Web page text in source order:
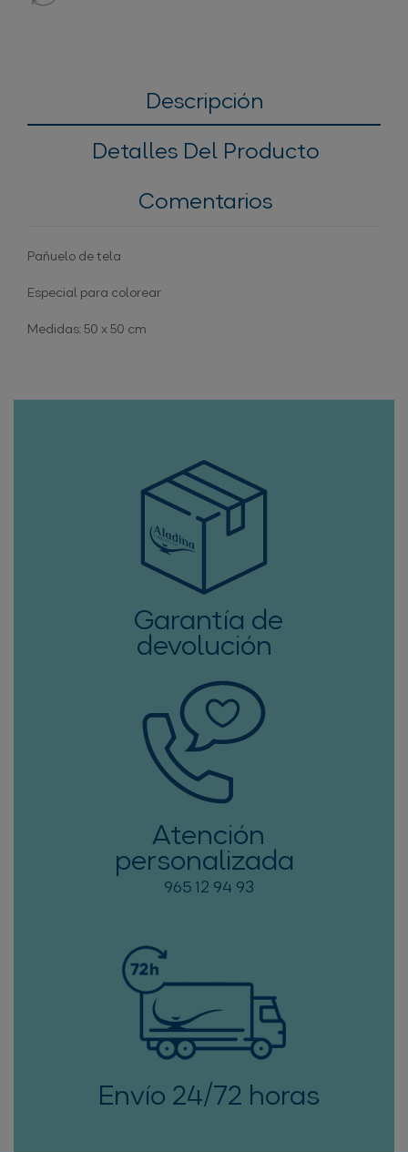
Descripción
Detalles Del Producto
Comentarios
Pañuelo de tela
Especial para colorear
Medidas: 50 x 50 cm
Garantía de
devolución
Atención
personalizada
965 12 94 93
Envío 24/72 horas